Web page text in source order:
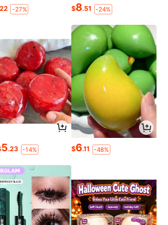
-27% $8.51 -24%
5.23 -14% $6.11 -48%